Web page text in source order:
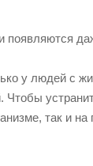
у людей с
так и на